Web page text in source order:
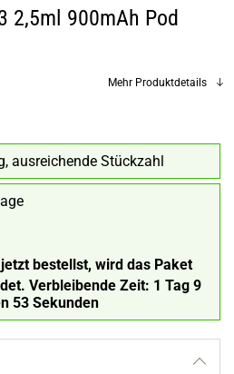
2,5ml 900mAh Pod
Mehr Produktdetails
ausreichende Stückzahl
bestellst, wird das Paket
Verbleibende Zeit: 1 Tag 9
52 Sekunden